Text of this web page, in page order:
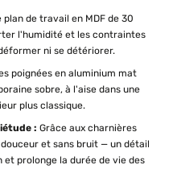
plan de travail en MDF de 30
l'humidité et les contraintes
ni se détériorer.
poignées en aluminium mat
sobre, à l'aise dans une
plus classique.
: Grâce aux charnières
et sans bruit — un détail
prolonge la durée de vie des